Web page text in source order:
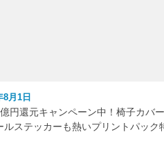
8月1日
円還元キャンペーン中！椅子カバ
ルステッカーも熱いプリントパック